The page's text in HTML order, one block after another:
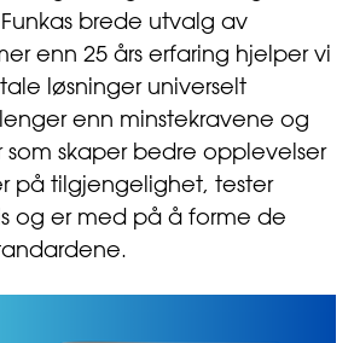
brede utvalg av
enn 25 års erfaring hjelper vi
løsninger universelt
enn minstekravene og
skaper bedre opplevelser
på tilgjengelighet, tester
og er med på å forme de